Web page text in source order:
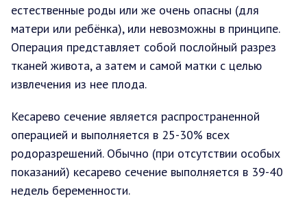
естественные роды или же очень опасны (для
матери или ребёнка), или невозможны в принципе.
Операция представляет собой послойный разрез
тканей живота, а затем и самой матки с целью
извлечения из нее плода.
Кесарево сечение является распространенной
операцией и выполняется в 25-30% всех
родоразрешений. Обычно (при отсутствии особых
показаний) кесарево сечение выполняется в 39-40
недель беременности.